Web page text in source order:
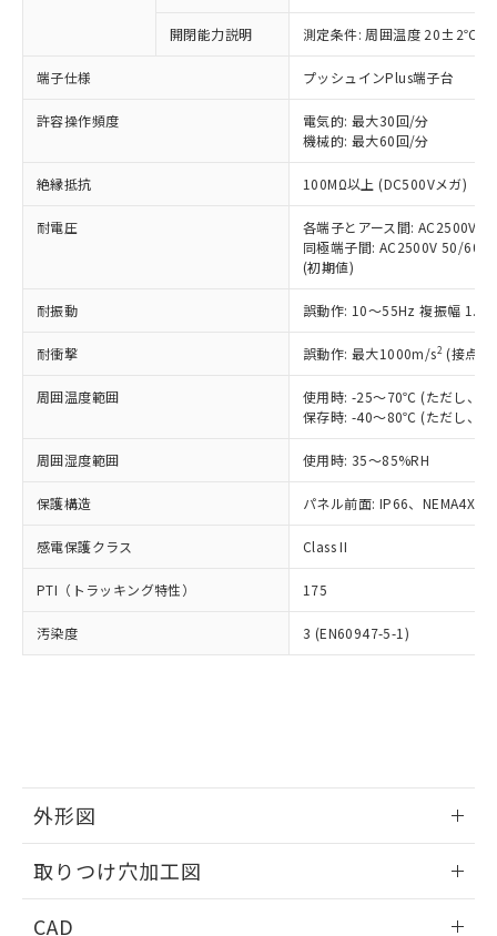
開閉能力説明 測定条件: 周囲温度 20±2℃、
端子仕様 プッシュインPlus端子台
許容操作頻度
電気的: 最大30回/分
機械的: 最大60回/分
絶縁抵抗 100MΩ以上 (DC500Vメガ)
耐電圧
各端子とアース間: AC2500V
同極端子間: AC2500V 50/
(初期値)
耐振動 誤動作: 10～55Hz 複振幅
耐衝撃 誤動作: 最大1000m/s2 (接点
周囲温度範囲
使用時: -25～70℃ (ただし、氷
保存時: -40～80℃ (ただし、氷
周囲湿度範囲 使用時: 35～85%RH
保護構造 パネル前面: IP66、NEMA4X,
感電保護クラス Class II
PTI（トラッキング特性） 175
汚染度 3 (EN60947-5-1)
外形図
取りつけ穴加工図
CAD
以下の条件をお読みいただき、同意のうえ
本サービスは、当社制御機器事業取扱
商品の当社在庫状況および標準価格
(税抜)を提供させていただくもので
当社制御機器事業取扱商品の中には、
本サービスの対象外となる商品もある
ことをご了承ください。
在庫状況および標準価格照会結果は、
記載している更新日時点での社内デー
タに基づき作成されるものであり、閲
覧された時点での実際の在庫および標
準価格とは異なる場合があることをご
正式な納期状況および標準価格はお客
様のお取引先、またはお客様担当のオ
ムロン制御機器販売店・当社販売員に
オムロン制御機器販売店や当社販売拠
販売ネットワーク
」をご確認
ください。
在庫状況および標準価格結果を当社の
事前の承諾なく第三者に漏洩または開
示しないようお願いします。
マイパーツ機能（部品リスト作成サー
および当社の共同利用者が、当社の製
※当社の共同利用者とは、
の共同利用に関して"
の「1.共同利
対応予定なし：EU RoHS指令（10物質）の
定はありません。
調査・確認中：EU RoHS指令（10物質）の
非含有の対応状況を調査中または確認中の
非該当品：ライセンス料など無形物で、有
害物質有無と関係のない商品です。
仕入先様の事情により、非含有部品として
いたものが、含有品と判明した場合などや
むを得ず変更することがあります。
鉛(Pb) 1000ppm以下、 水銀(Hg) 1000ppm以下、 カド
六価クロム(Cr(Ⅵ)) 1000ppm以下、ポリ臭化ビフェニル
類(PBB) 1000ppm以下、ポリ臭化ジフェニルエーテル類
(PBDE) 1000ppm以下、フタル酸ビス(2-エチルヘキシ
ル) (DEHP)(別名：DOP) 1000ppm以下、フタル酸ブチ
ルベンジル（BBP） 1000ppm以下、フタル酸ジブチル
（DBP） 1000ppm以下、フタル酸ジイソブチル
(DIBP) 1000ppm以下
但し、RoHS指令で産業用監視および制御機器に対する
フタル酸エステル類の４物質については閾値を超える意
図的な使用がないことを確認しています。
※2 対応予定月
部品在庫の切り替え状況などにより、予定
月が前後することがあります。
とができます。
EU RoHS指令（10物質）の非含有証明書
※1 中国RoHS○×表
「○」：最大均質材料含有率が中国RoHSの
基準値以下であることを示します。
「×」：最大均質材料含有率が中国RoHSの
基準値を超えていることを示します。
「－」：未確認です。当社販売部門へお問
Cr(Ⅵ)(六価クロム) : 1000ppm、 PBBs(ポリ臭化ビフェ
ニル類) : 1000ppm、 PBDEs(ポリ臭化ジフェニルエーテ
ル類) : 1000ppm、
DBP(フタル酸ジブチル) : 1000ppm、 DIBP(フタル酸ジ
イソブチル) : 1000ppm、 BBP(フタル酸ブチルベンジ
ル) : 1000ppm、
※2 環境保護使用期限
「ｅ」：有害物質（10物質）のすべてが基
準値以下であることを示します。
「10」：通常の使用状況下において有害物
質が外部に漏えいし、環境に深刻な影響を
当社は、これら貴社製品のうち、外国
為替および外国貿易法に定める商品
（以下｢規制貨物等」という）を輸出
または国外への提供する場合は、日本
国政府の輸出許可(または役務取引許
可)を取得するなどの必要な手続きを
当社は規制貨物を破棄する場合は、完
全に破砕するなど、違法に輸出されな
いよう必要な手段を講じます。
当社は貴社製品を、核兵器、ミサイ
ル、化学兵器、生物兵器またはその他
武器並びにこれらの製造装置等に一切
使用いたしません。
当社は、貴社製品を第三者に販売する
場合は、上記1、2および3の内容を当
該第三者に通知します。また当社は、
販売先および販売に係わる関係者が違
法に輸出するおそれがある場合は、取
○ 一定数以上の在庫あり
一定数には満たないが在庫あり
在庫なし(最新の在庫状況につ
いては、お客様のお取引先、ま
たはお客様担当のオムロン制御
機器販売店・当社販売員にご確
認ください)
受注生産機種、また在庫状況の